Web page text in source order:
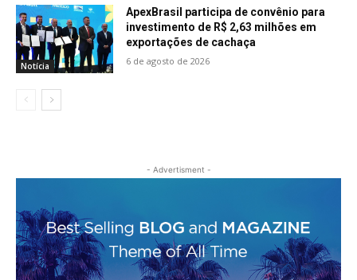
Notícia
ApexBrasil participa de convênio para
investimento de R$ 2,63 milhões em
exportações de cachaça
6 de agosto de 2026
- Advertisment -